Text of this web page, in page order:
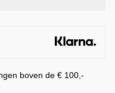
boven de € 100,-